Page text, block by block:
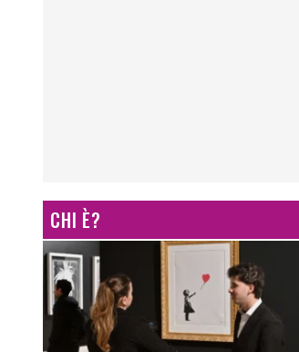
CHI È?